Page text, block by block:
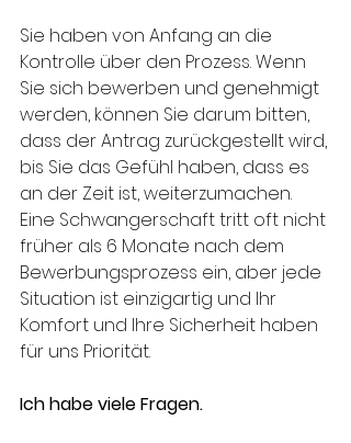
Sie haben von Anfang an die
Kontrolle über den Prozess. Wenn
Sie sich bewerben und genehmigt
werden, können Sie darum bitten,
dass der Antrag zurückgestellt wird,
bis Sie das Gefühl haben, dass es
an der Zeit ist, weiterzumachen.
Eine Schwangerschaft tritt oft nicht
früher als 6 Monate nach dem
Bewerbungsprozess ein, aber jede
Situation ist einzigartig und Ihr
Komfort und Ihre Sicherheit haben
für uns Priorität.
Ich habe viele Fragen.